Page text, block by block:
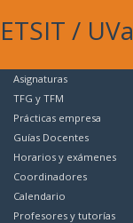
ETSIT / UVa
Asignaturas
TFG y TFM
Prácticas empresa
Guías Docentes
Horarios y exámenes
Coordinadores
Calendario
Profesores y tutorías